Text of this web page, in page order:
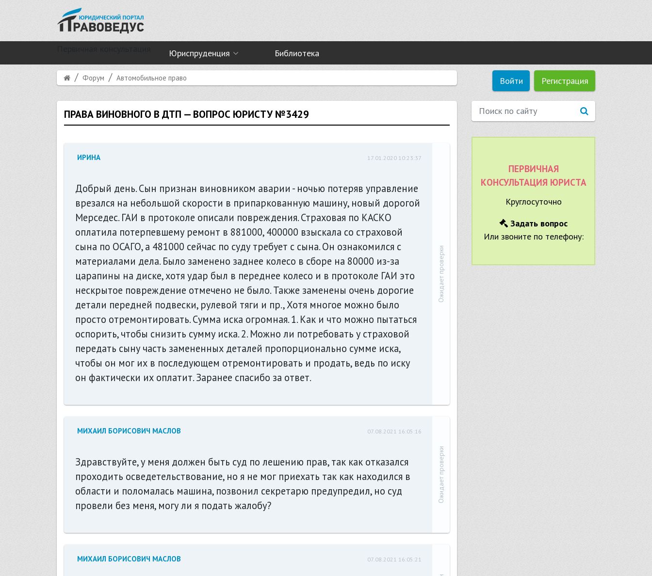
Юриспруденция Библиотека
Форум Автомобильное право Войти Регистрация
ПРАВА ВИНОВНОГО В ДТП — ВОПРОС ЮРИСТУ №3429
ИРИНА 17.01.2020 10:23:37
Добрый день. Сын признан виновником аварии - ночью потеряв управление
врезался на небольшой скорости в припаркованную машину, новый дорогой
Мерседес. ГАИ в протоколе описали повреждения. Страховая по КАСКО
оплатила потерпевшему ремонт в 881000, 400000 взыскала со страховой
сына по ОСАГО, а 481000 сейчас по суду требует с сына. Он ознакомился с
материалами дела. Было заменено заднее колесо в сборе на 80000 из-за
царапины на диске, хотя удар был в переднее колесо и в протоколе ГАИ это
нескрытое повреждение отмечено не было. Также заменены очень дорогие
детали передней подвески, рулевой тяги и пр., Хотя многое можно было
просто отремонтировать. Сумма иска огромная. 1. Как и что можно пытаться
оспорить, чтобы снизить сумму иска. 2. Можно ли потребовать у страховой
передать сыну часть замененных деталей пропорционально сумме иска,
чтобы он мог их в последующем отремонтировать и продать, ведь по иску
он фактически их оплатит. Заранее спасибо за ответ.
Ожидает проверки
МИХАИЛ БОРИСОВИЧ МАСЛОВ 07.08.2021 16:05:16
Здравствуйте, у меня должен быть суд по лешению прав, так как отказался
проходить осведетельствование, но я не мог приехать так как находился в
области и поломалась машина, позвонил секретарю предупредил, но суд
провели без меня, могу ли я подать жалобу?
Ожидает проверки
МИХАИЛ БОРИСОВИЧ МАСЛОВ 07.08.2021 16:05:21
ПЕРВИЧНАЯ
КОНСУЛЬТАЦИЯ ЮРИСТА
Круглосуточно
Задать вопрос
Или звоните по телефону: